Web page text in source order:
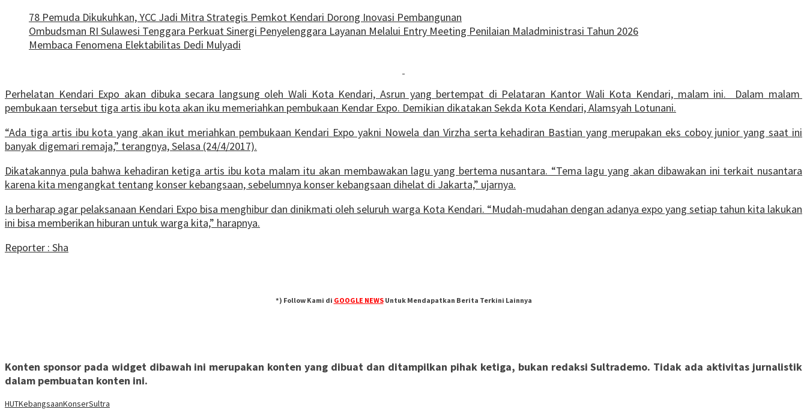
78 Pemuda Dikukuhkan, YCC Jadi Mitra Strategis Pemkot Kendari Dorong Inovasi Pembangunan
Ombudsman RI Sulawesi Tenggara Perkuat Sinergi Penyelenggara Layanan Melalui Entry Meeting Penilaian Maladministrasi Tahun 2026
Membaca Fenomena Elektabilitas Dedi Mulyadi
Perhelatan Kendari Expo akan dibuka secara langsung oleh Wali Kota Kendari, Asrun yang bertempat di Pelataran Kantor Wali Kota Kendari, malam ini. Dalam malam
pembukaan tersebut tiga artis ibu kota akan iku memeriahkan pembukaan Kendar Expo. Demikian dikatakan Sekda Kota Kendari, Alamsyah Lotunani.
“Ada tiga artis ibu kota yang akan ikut meriahkan pembukaan Kendari Expo yakni Nowela dan Virzha serta kehadiran Bastian yang merupakan eks coboy junior yang saat ini
banyak digemari remaja,” terangnya, Selasa (24/4/2017).
Dikatakannya pula bahwa kehadiran ketiga artis ibu kota malam itu akan membawakan lagu yang bertema nusantara. “Tema lagu yang akan dibawakan ini terkait nusantara
karena kita mengangkat tentang konser kebangsaan, sebelumnya konser kebangsaan dihelat di Jakarta,” ujarnya.
Ia berharap agar pelaksanaan Kendari Expo bisa menghibur dan dinikmati oleh seluruh warga Kota Kendari. “Mudah-mudahan dengan adanya expo yang setiap tahun kita lakukan
ini bisa memberikan hiburan untuk warga kita,” harapnya.
Reporter : Sha
*) Follow Kami di GOOGLE NEWSUntuk Mendapatkan Berita Terkini Lainnya
Konten sponsor pada widget dibawah ini merupakan konten yang dibuat dan ditampilkan pihak ketiga, bukan redaksi Sultrademo. Tidak ada aktivitas jurnalistik
dalam pembuatan konten ini.
HUTKebangsaanKonserSultra